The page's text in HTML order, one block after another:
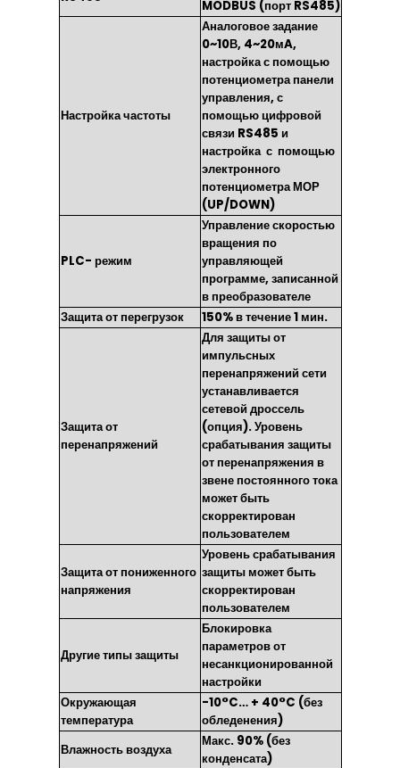
MODBUS (порт RS485)
Настройка частоты
Аналоговое задание
0~10В, 4~20мA,
настройка с помощью
потенциометра панели
управления, с
помощью цифровой
связи RS485 и
настройка с помощью
электронного
потенциометра МОР
(UP/DOWN)
PLC- режим
Управление скоростью
вращения по
управляющей
программе, записанной
в преобразователе
Защита от перегрузок
150% в течение 1 мин.
Защита от
перенапряжений
Для защиты от
импульсных
перенапряжений сети
устанавливается
сетевой дроссель
(опция). Уровень
срабатывания защиты
от перенапряжения в
звене постоянного тока
может быть
скорректирован
пользователем
Защита от пониженного
напряжения
Уровень срабатывания
защиты может быть
скорректирован
пользователем
Другие типы защиты
Блокировка
параметров от
несанкционированной
настройки
Окружающая
температура
-10°C… + 40°C (без
обледенения)
Влажность воздуха
Макс. 90% (без
конденсата)